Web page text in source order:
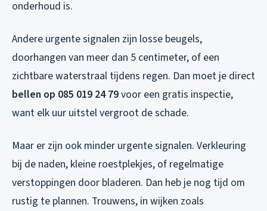
onderhoud is.
Andere urgente signalen zijn losse beugels,
doorhangen van meer dan 5 centimeter, of een
zichtbare waterstraal tijdens regen. Dan moet je direct
bellen op 085 019 24 79voor een gratis inspectie,
want elk uur uitstel vergroot de schade.
Maar er zijn ook minder urgente signalen. Verkleuring
bij de naden, kleine roestplekjes, of regelmatige
verstoppingen door bladeren. Dan heb je nog tijd om
rustig te plannen. Trouwens, in wijken zoals